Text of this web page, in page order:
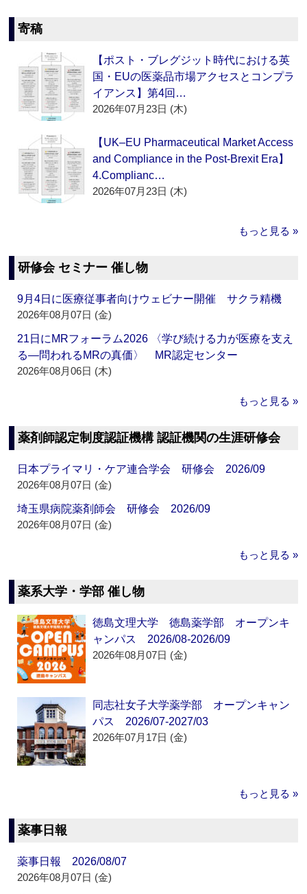
寄稿
【ポスト・ブレグジット時代における英
国・EUの医薬品市場アクセスとコンプラ
イアンス】第4回…
2026年07月23日 (木)
【UK–EU Pharmaceutical Market Access
and Compliance in the Post-Brexit Era】
4.Complianc…
2026年07月23日 (木)
もっと見る »
研修会 セミナー 催し物
9月4日に医療従事者向けウェビナー開催 サクラ精機
2026年08月07日 (金)
21日にMRフォーラム2026 〈学び続ける力が医療を支え
る―問われるMRの真価〉 MR認定センター
2026年08月06日 (木)
もっと見る »
薬剤師認定制度認証機構 認証機関の生涯研修会
日本プライマリ・ケア連合学会 研修会 2026/09
2026年08月07日 (金)
埼玉県病院薬剤師会 研修会 2026/09
2026年08月07日 (金)
もっと見る »
薬系大学・学部 催し物
徳島文理大学 徳島薬学部 オープンキ
ャンパス 2026/08-2026/09
2026年08月07日 (金)
同志社女子大学薬学部 オープンキャン
パス 2026/07-2027/03
2026年07月17日 (金)
もっと見る »
薬事日報
薬事日報 2026/08/07
2026年08月07日 (金)